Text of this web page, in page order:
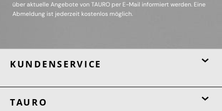
über aktuelle Angebote von TAURO per E-Mail informiert werden. Eine
Abmeldung ist jederzeit kostenlos möglich.
KUNDENSERVICE
TAURO